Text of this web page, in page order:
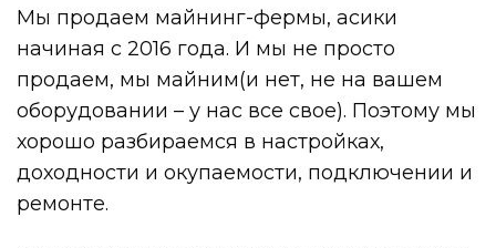
Мы продаем майнинг-фермы, асики
начиная с 2016 года. И мы не просто
продаем, мы майним(и нет, не на вашем
оборудовании – у нас все свое). Поэтому мы
хорошо разбираемся в настройках,
доходности и окупаемости, подключении и
ремонте.